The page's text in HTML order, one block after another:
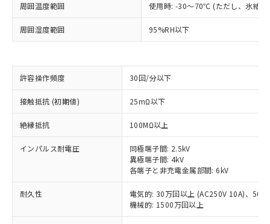
周囲温度範囲 使用時: -30～70℃ (ただし、氷結し
周囲湿度範囲 95%RH以下
許容操作頻度 30回/分以下
接触抵抗 (初期値) 25mΩ以下
絶縁抵抗 100MΩ以上
インパルス耐電圧
同極端子間: 2.5kV
異極端子間: 4kV
各端子と非充電金属部間: 6kV
耐久性
電気的: 30万回以上 (AC250V 10A)、50
機械的: 1500万回以上
対応済み：EU RoHS指令（10物質）の
非含有に対応した製品が提供可能な商品で
対応予定：EU RoHS指令（10物質）の非含
有に対応した製品に切り替える予定のある
対応予定なし：EU RoHS指令（10物質）の